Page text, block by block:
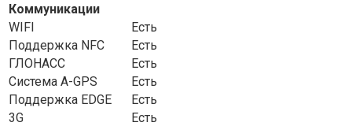
Коммуникации
WIFI
Есть
Поддержка NFC
Есть
ГЛОНАСС
Есть
Cистема A-GPS
Есть
Поддержка EDGE
Есть
3G
Есть